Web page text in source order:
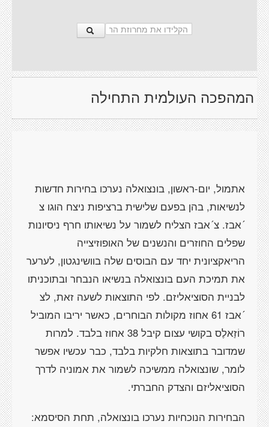
המהפכה העולמית התחילה
אתמול, יום-ראשון, בונצואלה נערכו בחירות חדשות
לנשיאות, בהן בפעם שלישית ברציפות ניצח הוגו צ
´אבז. צ´אבז הצליח לשמור על נשיאותו חרף ניסיונות
שפלים החוזרים והנשנים של האופוזיצייה
הריאקציונית יחד עם הבוסים שלה בוושינגטון, לערער
את תמיכת העם בונצואלה בנשיאו הנבחר ובתוכניתו
לבניית הסוציאליזם. לפי התוצאות לשעה זאת, לצ
´אבז 61 אחוז מקולות הבוחרים, כאשר יריבו המוביל
רוֹזַאלֶס בקושי עצום קיבל 38 אחוז בלבד. למרות
שמדובר בתוצאות חלקיות בלבד, כבר עכשיו אפשר
לומר, שונצואלה ממשיכה לשמור את אמוניה לדרך
הסוציאליזם והצדק החברתי.
הבחירות הנוכחיות נערכו בונצואלה, תחת הסיסמא: